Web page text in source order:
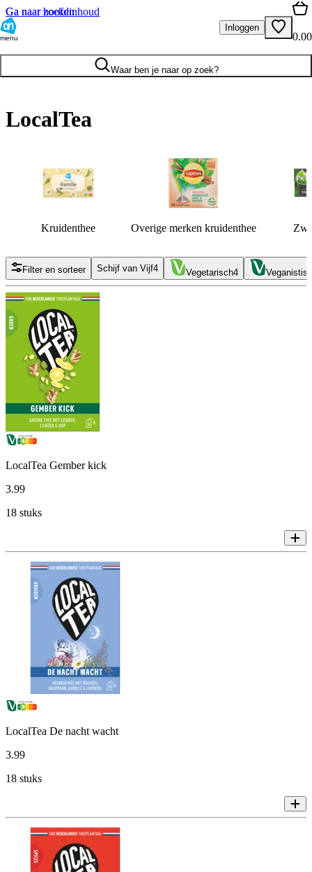
Ga naar hoofdinhoud
Ga naar zoeken
menu
Inloggen
0.00
Waar ben je naar op zoek?
LocalTea
Kruidenthee Overige merken kruidenthee
Filter en sorteer Schijf van Vijf4 Vegetarisch4
LocalTea Gember kick
3.99
18 stuks
LocalTea De nacht wacht
3.99
18 stuks